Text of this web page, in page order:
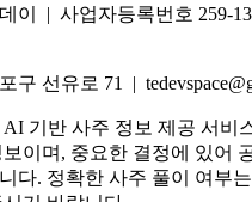
이 | 사업자등록번호 259-
구 선유로 71 |
기반 사주 정보 제공 서비
이며, 중요한 결정에 있어
다. 정확한 사주 풀이 여부